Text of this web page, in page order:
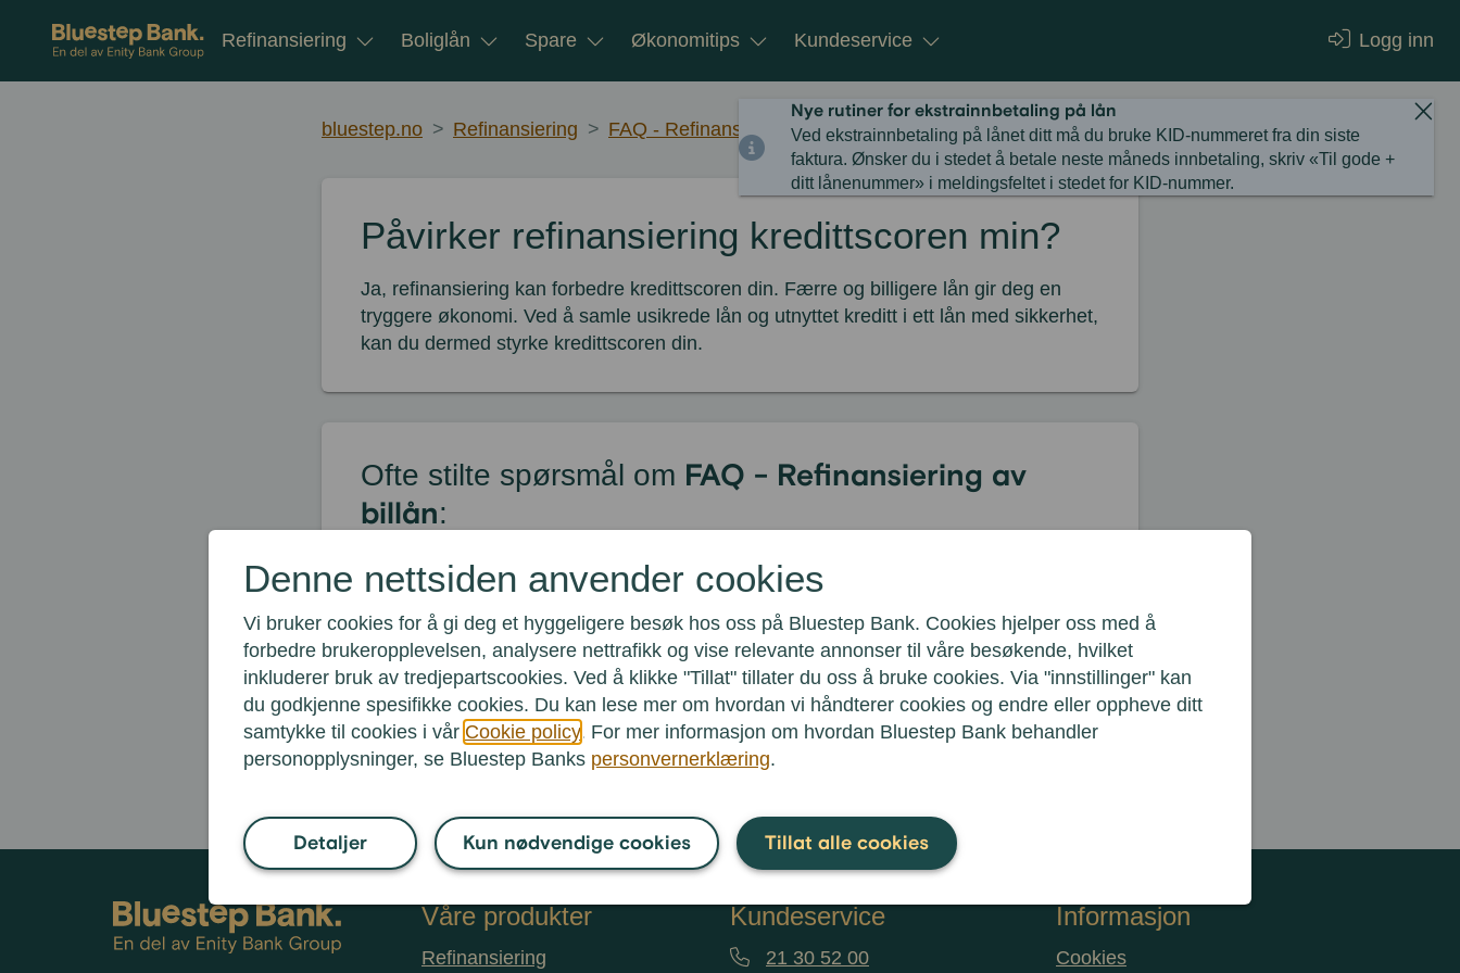
Denne nettsiden anvender cookies
Vi bruker cookies for å gi deg et hyggeligere besøk hos oss på Bluestep Bank. Cookies hjelper oss med å
forbedre brukeropplevelsen, analysere nettrafikk og vise relevante annonser til våre besøkende, hvilket
inkluderer bruk av tredjepartscookies. Ved å klikke "Tillat" tillater du oss å bruke cookies. Via "innstillinger" kan
du godkjenne spesifikke cookies. Du kan lese mer om hvordan vi håndterer cookies og endre eller oppheve ditt
samtykke til cookies i vår Cookie policy. For mer informasjon om hvordan Bluestep Bank behandler
personopplysninger, se Bluestep Banks personvernerklæring.
Detaljer Kun nødvendige cookies Tillat alle cookies
Gå til innhold
Refinansiering Boliglån Spare Økonomitips Kundeservice Logg inn
Nye rutiner for ekstrainnbetaling på lån
Ved ekstrainnbetaling på lånet ditt må du bruke KID-nummeret fra din siste
faktura. Ønsker du i stedet å betale neste måneds innbetaling, skriv «Til gode +
ditt lånenummer» i meldingsfeltet i stedet for KID-nummer.
bluestep.no > Refinansiering > FAQ - Refinansiering av billån
Påvirker refinansiering kredittscoren min?
Ja, refinansiering kan forbedre kredittscoren din. Færre og billigere lån gir deg en
tryggere økonomi. Ved å samle usikrede lån og utnyttet kreditt i ett lån med sikkerhet,
kan du dermed styrke kredittscoren din.
Ofte stilte spørsmål om FAQ - Refinansiering av
billån:
Hvor mye kan jeg spare ved å refinansiere billånet?
Må jeg stille bilen som sikkerhet?
Kan man refinansiere billån med pant?
Kan jeg samle kredittkortgjeld sammen med billånet?
Våre produkter
Refinansiering
Kundeservice
21 30 52 00
Informasjon
Cookies